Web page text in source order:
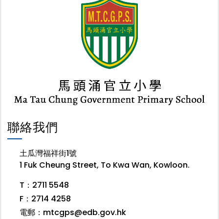
聯絡我們
土瓜灣福祥街1號
1 Fuk Cheung Street, To Kwa Wan, Kowloon.
T：2711 5548
F：2714 4258
電郵： mtcgps@edb.gov.hk